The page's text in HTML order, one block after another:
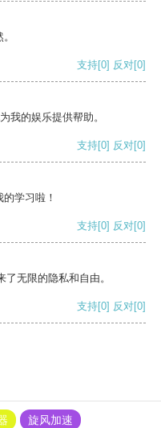
支持[0] 反对[0]
我的娱乐提供帮助。
支持[0] 反对[0]
学习啦！
支持[0] 反对[0]
无限的隐私和自由。
支持[0] 反对[0]
旋风加速